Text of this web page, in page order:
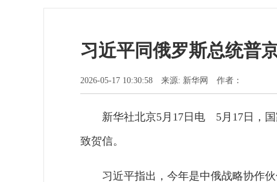
习近平同俄罗斯总统普
2026-05-17 10:30:58 来源: 新华网 作者：
新华社北京5月17日电 5月17日，
致贺信。
习近平指出，今年是中俄战略协作